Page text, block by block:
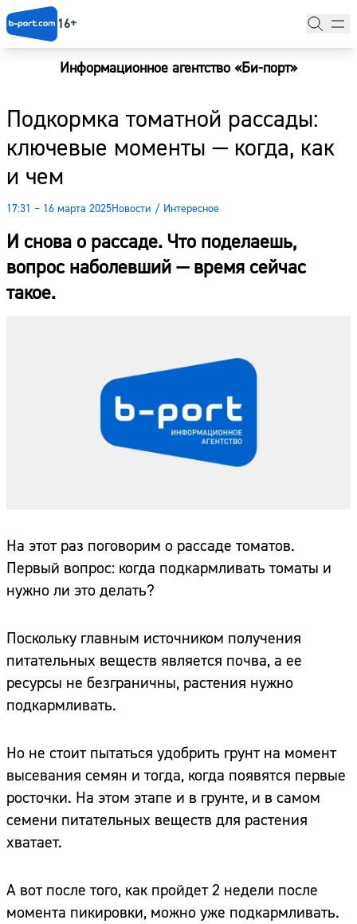
16+
Информационное агентство «Би-порт»
Подкормка томатной рассады:
ключевые моменты — когда, как
и чем
17:31 – 16 марта 2025Новости / Интересное
И снова о рассаде. Что поделаешь,
вопрос наболевший — время сейчас
такое.
На этот раз поговорим о рассаде томатов.
Первый вопрос: когда подкармливать томаты и
нужно ли это делать?
Поскольку главным источником получения
питательных веществ является почва, а ее
ресурсы не безграничны, растения нужно
подкармливать.
Но не стоит пытаться удобрить грунт на момент
высевания семян и тогда, когда появятся первые
росточки. На этом этапе и в грунте, и в самом
семени питательных веществ для растения
хватает.
А вот после того, как пройдет 2 недели после
момента пикировки, можно уже подкармливать.
Новости
Наши гости
Фоторепортажи
Погода
Курсы валют